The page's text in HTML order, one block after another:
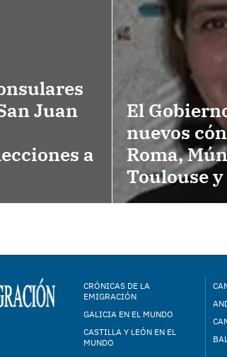
Juan
a
El
nuevos
Roma,
Toulouse
CRÓNICAS DE LA
EMIGRACIÓN
GALICIA EN EL MUNDO
CASTILLA Y LEÓN EN EL
MUNDO